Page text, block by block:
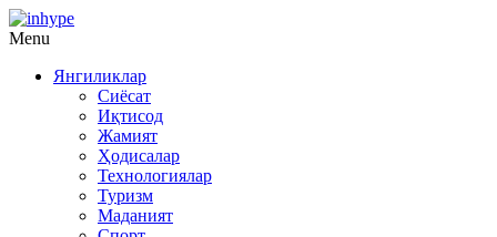
Menu
Янгиликлар
Сиёсат
Иқтисод
Жамият
Ҳодисалар
Технологиялар
Туризм
Маданият